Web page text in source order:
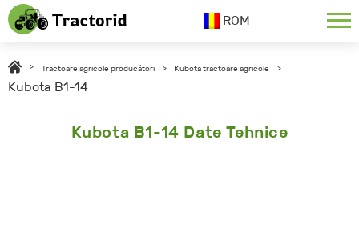
ROM
> Tractoare agricole producători > Kubota tractoare agricole >
Kubota B1-14
Kubota B1-14 Date Tehnice